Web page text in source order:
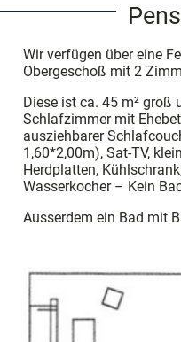
Wir verfügen über eine
Obergeschoß mit 2
Diese ist ca. 45 m² groß
Schlafzimmer mit
ausziehbarer
1,60*2,00m), Sat-TV,
Herdplatten,
Wasserkocher – Kein
Ausserdem ein Bad mit